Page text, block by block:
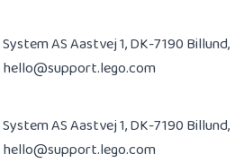
System AS Aastvej 1, DK-7190 Billund,
hello@support.lego.com
System AS Aastvej 1, DK-7190 Billund,
hello@support.lego.com